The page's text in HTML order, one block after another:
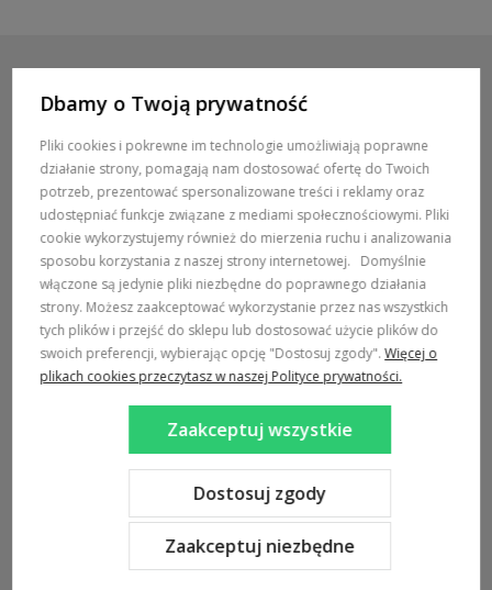
MARKI
POPULARNE KATEGORIE
DOSTAWA:
Sklep internetowy Shoper Premium
Dbamy o Twoją prywatność
Pliki cookies i pokrewne im technologie umożliwiają poprawne
działanie strony, pomagają nam dostosować ofertę do Twoich
potrzeb, prezentować spersonalizowane treści i reklamy oraz
udostępniać funkcje związane z mediami społecznościowymi. Pliki
cookie wykorzystujemy również do mierzenia ruchu i analizowania
sposobu korzystania z naszej strony internetowej. Domyślnie
włączone są jedynie pliki niezbędne do poprawnego działania
strony. Możesz zaakceptować wykorzystanie przez nas wszystkich
tych plików i przejść do sklepu lub dostosować użycie plików do
swoich preferencji, wybierając opcję "Dostosuj zgody".Więcej o
plikach cookies przeczytasz w naszej Polityce prywatności.
Zaakceptuj niezbędne
Dostosuj zgody
Zaakceptuj wszystkie